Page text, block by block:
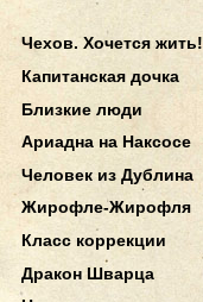
Чехов. Хочется жить!
Капитанская дочка
Близкие люди
Ариадна на Наксосе
Человек из Дублина
Жирофле-Жирофля
Класс коррекции
Дракон Шварца